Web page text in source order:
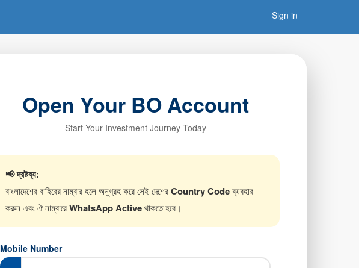
Sign in
Open Your BO Account
Start Your Investment Journey Today
📢 দ্রষ্টব্য:
বাংলাদেশের বাহিরের নাম্বার হলে অনুগ্রহ করে সেই দেশেরCountry Codeব্যবহার
করুন এবং ঐ নাম্বারেWhatsApp Activeথাকতে হবে।
Mobile Number